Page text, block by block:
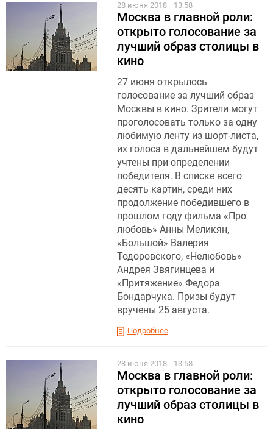
28 июня 2018 13:58
Москва в главной роли:
открыто голосование за
лучший образ столицы в
кино
27 июня открылось
голосование за лучший образ
Москвы в кино. Зрители могут
проголосовать только за одну
любимую ленту из шорт-листа,
их голоса в дальнейшем будут
учтены при определении
победителя. В списке всего
десять картин, среди них
продолжение победившего в
прошлом году фильма «Про
любовь» Анны Меликян,
«Большой» Валерия
Тодоровского, «Нелюбовь»
Андрея Звягинцева и
«Притяжение» Федора
Бондарчука. Призы будут
вручены 25 августа.
Подробнее
28 июня 2018 13:58
Москва в главной роли:
открыто голосование за
лучший образ столицы в
кино